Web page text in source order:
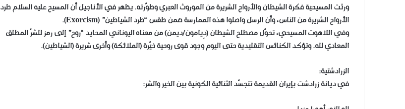
ورثت المسيحية فكرة الشيطان والأرواح الشريرة من الموروث العبري وطوّرته. يظهر في الأناجيل أن المسيح عليه السلام طرد
الأرواح الشريرة من الناس، وأن الرسل واصلوا هذه الممارسة ضمن طقس “طرد الشياطين” (Exorcism).
وفي اللاهوت المسيحي، تحوّل مصطلح الشيطان (دِيامون/ديمن) من معناه اليوناني المحايد “روح” إلى رمز للشرّ المطلق
المعادي لله. وتؤكد الكنائس التقليدية حتى اليوم وجود قوى روحية خيّرة (الملائكة) وأخرى شريرة (الشياطين).
الزرادشتية:
في ديانة زرادشت بإيران القديمة تتجسّد الثنائية الكونية بين الخير والشر: